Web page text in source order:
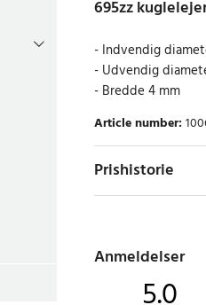
695zz
- Indvendig
- Udvendig
- Bredde 4 mm
Article number:
Prishistorie
Anmeldelser